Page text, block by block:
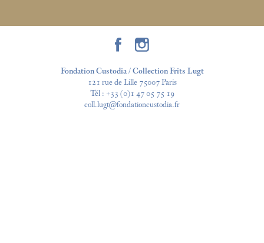
Fondation Custodia / Collection Frits Lugt
121 rue de Lille 75007 Paris
Tél : +33 (0)1 47 05 75 19
coll.lugt@fondationcustodia.fr